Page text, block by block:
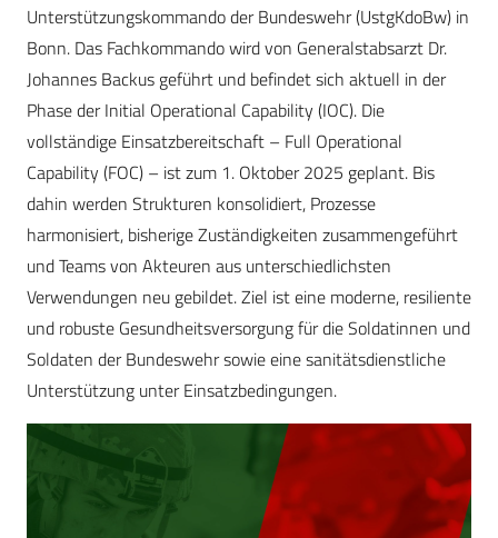
Unterstützungskommando der Bundeswehr (UstgKdoBw) in
Bonn. Das Fachkommando wird von Generalstabsarzt Dr.
Johannes Backus geführt und befindet sich aktuell in der
Phase der Initial Operational Capability (IOC). Die
vollständige Einsatzbereitschaft – Full Operational
Capability (FOC) – ist zum 1. Oktober 2025 geplant. Bis
dahin werden Strukturen konsolidiert, Prozesse
harmonisiert, bisherige Zuständigkeiten zusammengeführt
und Teams von Akteuren aus unterschiedlichsten
Verwendungen neu gebildet. Ziel ist eine moderne, resiliente
und robuste Gesundheitsversorgung für die Soldatinnen und
Soldaten der Bundeswehr sowie eine sanitätsdienstliche
Unterstützung unter Einsatzbedingungen.